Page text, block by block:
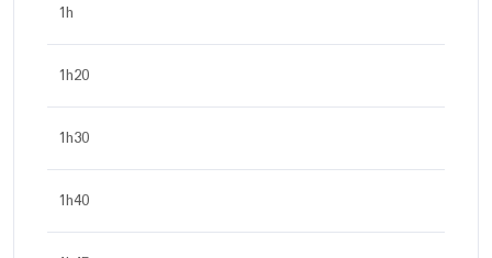
1h
1h20
1h30
1h40